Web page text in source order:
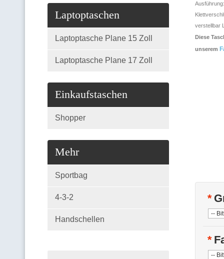
verstellbar
Diese
unserem
*
*
Laptoptaschen
Laptoptasche Plane 15 Zoll
Laptoptasche Plane 17 Zoll
Einkaufstaschen
Shopper
Mehr
Sportbag
4-3-2
Handschellen